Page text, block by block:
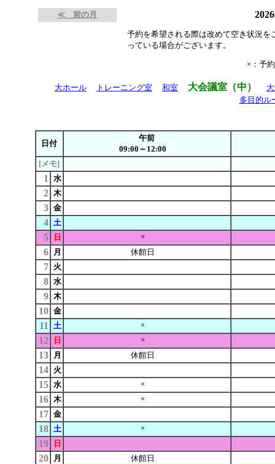
≪ 前の月
予約を希望される際は改めて空き状況
っている場合がございます。
×：予
大ホール トレーニング室 和室 大会議室（中）
多目的ル
日付
午前
09:00～12:00
[メモ]
1 水
2 木
3 金
4 土
5 日 ×
6 月 休館日
7 火
8 水
9 木
10 金
11 土 ×
12 日 ×
13 月 休館日
14 火
15 水 ×
16 木 ×
17 金
18 土 ×
19 日
20 月 休館日